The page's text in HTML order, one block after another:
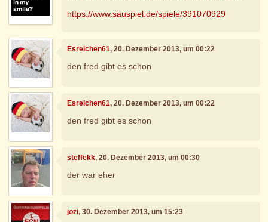
https://www.sauspiel.de/spiele/391070929
Esreichen61, 20. Dezember 2013, um 00:22
den fred gibt es schon
Esreichen61, 20. Dezember 2013, um 00:22
den fred gibt es schon
steffekk, 20. Dezember 2013, um 00:30
der war eher
jozi, 30. Dezember 2013, um 15:23